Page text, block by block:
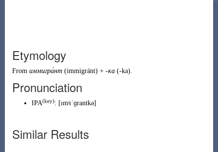
Etymology
From иммигра́нт (immigránt) + -ка (-ka).
Pronunciation
IPA(key): [ɪmʲɪˈɡrantkə]
Similar Results